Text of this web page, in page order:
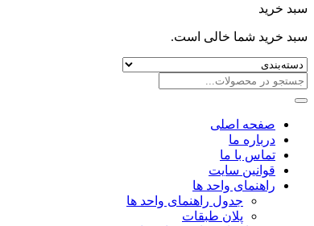
سبد خرید
سبد خرید شما خالی است.
صفحه اصلی
درباره ما
تماس با ما
قوانین سایت
راهنمای واحد ها
جدول راهنمای واحد ها
پلان طبقات